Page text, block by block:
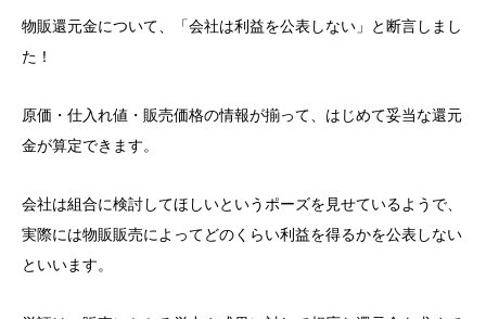
物販還元金について、「会社は利益を公表しない」と断言しまし
た！
原価・仕入れ値・販売価格の情報が揃って、はじめて妥当な還元
金が算定できます。
会社は組合に検討してほしいというポーズを見せているようで、
実際には物販販売によってどのくらい利益を得るかを公表しない
といいます。